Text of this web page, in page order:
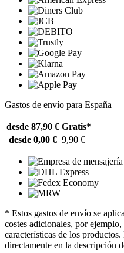
Gastos de envío para España
desde 87,90 € Gratis*
desde 0,00 € 9,90 €
* Estos gastos de envío se
costes adicionales, por
características de los
directamente en la descripción